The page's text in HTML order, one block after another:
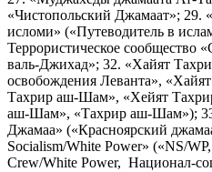
«Чистопольский Джамаат»; 29.
исломи» («Путеводитель в
Террористическое сообщество
валь-Джихад»; 32. «Хайят
освобождения Леванта»,
Тахрир аш-Шам», «Хейят
аш-Шам», «Тахрир аш-Шам»);
Джамаа» («Красноярский
Socialism/White Power» («NS/
Crew/White Power, Национал-